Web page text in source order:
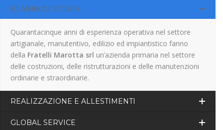
50 ANNI DI STORIA
Quarantacinque anni di esperienza operativa nel settore
artigianale, manutentivo, edilizio ed impiantistico fanno
della Fratelli Marotta srl un’azienda primaria nel settore
delle costruzioni, delle ristrutturazioni e delle manutenzioni
ordinarie e straordinarie.
REALIZZAZIONE E ALLESTIMENTI
GLOBAL SERVICE